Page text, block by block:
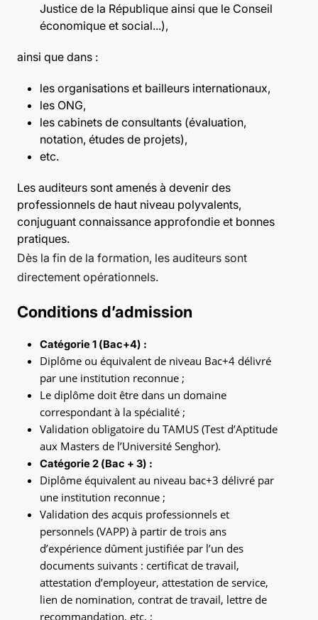
Justice de la République ainsi que le Conseil
économique et social...),
ainsi que dans :
les organisations et bailleurs internationaux,
les ONG,
les cabinets de consultants (évaluation,
notation, études de projets),
etc.
Les auditeurs sont amenés à devenir des
professionnels de haut niveau polyvalents,
conjuguant connaissance approfondie et bonnes
pratiques.
Dès la fin de la formation, les auditeurs sont
directement opérationnels.
Conditions d’admission
Catégorie 1 (Bac+4) :
Diplôme ou équivalent de niveau Bac+4 délivré
par une institution reconnue ;
Le diplôme doit être dans un domaine
correspondant à la spécialité ;
Validation obligatoire du TAMUS (Test d’Aptitude
aux Masters de l’Université Senghor).
Catégorie 2 (Bac + 3) :
Diplôme équivalent au niveau bac+3 délivré par
une institution reconnue ;
Validation des acquis professionnels et
personnels (VAPP) à partir de trois ans
d’expérience dûment justifiée par l’un des
documents suivants : certificat de travail,
attestation d’employeur, attestation de service,
lien de nomination, contrat de travail, lettre de
recommandation, etc. ;